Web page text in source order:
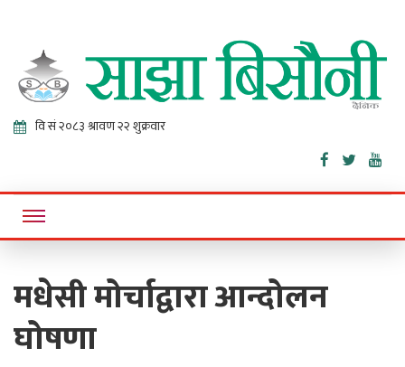
Sajha
Bisaunee
Online News Portal
मधेसी मोर्चाद्वारा आन्दोलन
घोषणा